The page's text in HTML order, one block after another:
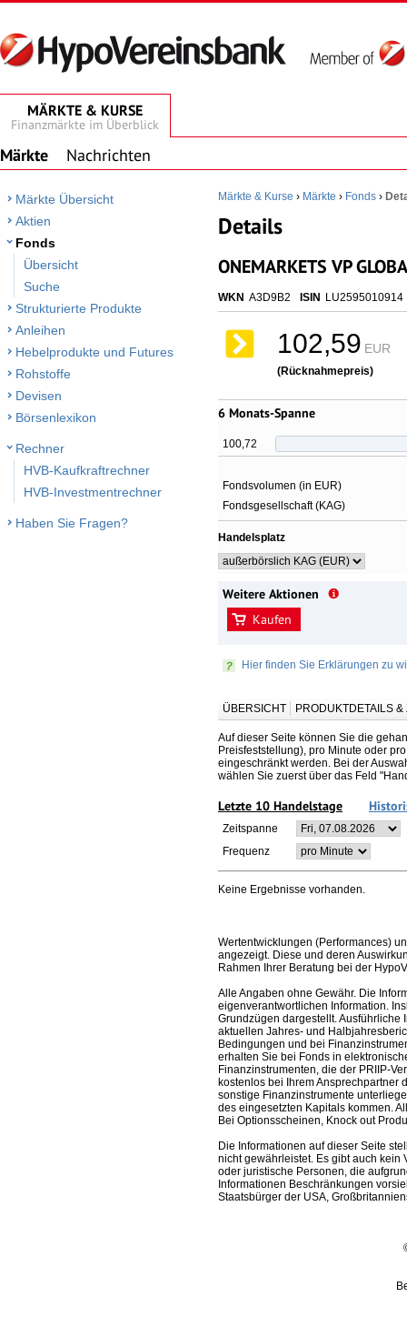
MÄRKTE & KURSE
Finanzmärkte im Überblick
Märkte Nachrichten
Märkte Übersicht
Aktien
Fonds
Übersicht
Suche
Strukturierte Produkte
Anleihen
Hebelprodukte und Futures
Rohstoffe
Devisen
Börsenlexikon
Rechner
HVB-Kaufkraftrechner
HVB-Investmentrechner
Haben Sie Fragen?
Märkte & Kurse › Märkte › Fonds ›
Details
ONEMARKETS VP
WKN A3D9B2 ISIN LU2595010914
102,59 EUR
(Rücknahmepreis)
6 Monats-Spanne
100,72
Fondsvolumen (in EUR)
Fondsgesellschaft (KAG)
Handelsplatz
Weitere Aktionen
Kaufen
Hier finden Sie Erklärungen zu
ÜBERSICHT PRODUKTDETAILS
Auf dieser Seite können Sie die
Preisfeststellung), pro Minute oder
eingeschränkt werden. Bei der
wählen Sie zuerst über das Feld
Letzte 10 Handelstage
Zeitspanne
Frequenz
Keine Ergebnisse vorhanden.
Wertentwicklungen (Performances)
angezeigt. Diese und deren
Rahmen Ihrer Beratung bei der
Alle Angaben ohne Gewähr. Die
eigenverantwortlichen Information.
Grundzügen dargestellt.
aktuellen Jahres- und
Bedingungen und bei
erhalten Sie bei Fonds in
Finanzinstrumenten, die der PRIIP-
kostenlos bei Ihrem Ansprechpartner
sonstige Finanzinstrumente
des eingesetzten Kapitals kommen.
Bei Optionsscheinen, Knock out
Die Informationen auf dieser Seite
nicht gewährleistet. Es gibt auch kein
oder juristische Personen, die
Informationen Beschränkungen
Staatsbürger der USA,